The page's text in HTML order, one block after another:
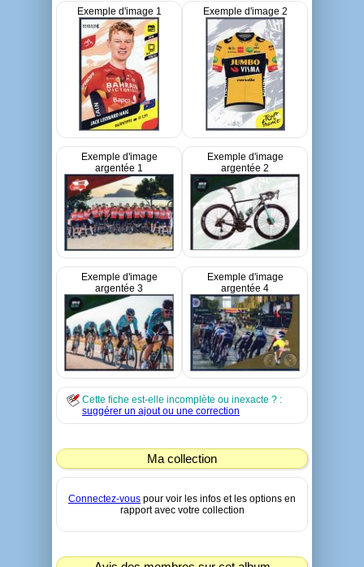
Exemple d'image 1 Exemple d'image 2
Exemple d'image
argentée 1
Exemple d'image
argentée 2
Exemple d'image
argentée 3
Exemple d'image
argentée 4
Cette fiche est-elle incomplète ou inexacte ? :
suggérer un ajout ou une correction
Ma collection
Connectez-vous pour voir les infos et les options en
rapport avec votre collection